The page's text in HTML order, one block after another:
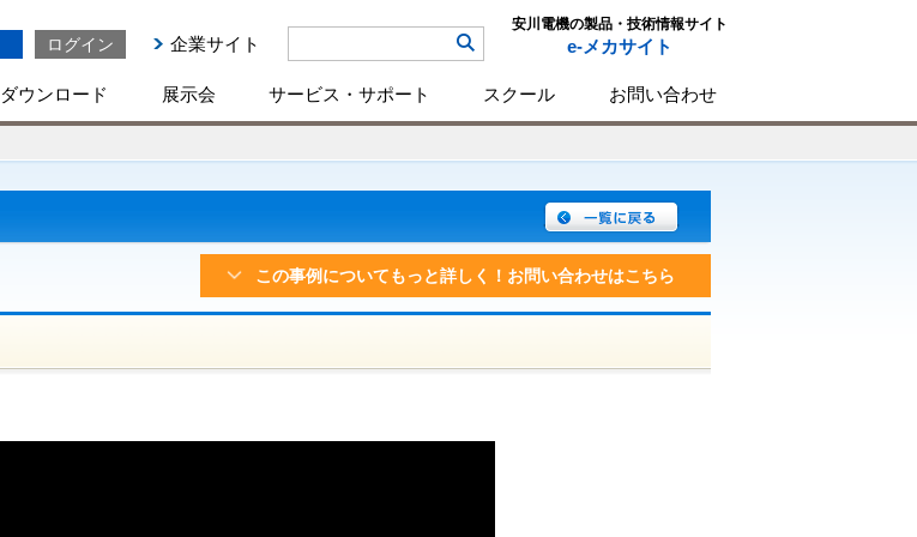
ログイン 企業サイト
安川電機の製品・技術情報サイト
e-メカサイト
ダウンロード 展示会 サービス・サポート スクール お問い合わせ
この事例についてもっと詳しく！お問い合わせはこちら